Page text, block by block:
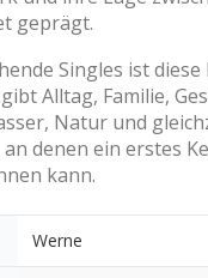
geprägt.
Singles ist
Alltag, Familie,
Natur und
denen ein erstes
kann.
Werne